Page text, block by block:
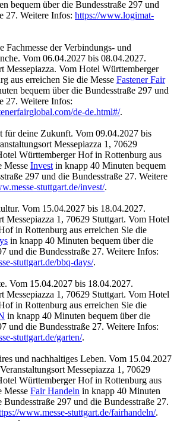
bequem über die Bundesstraße 297 und
27. Weitere Infos: https://www.logimat-
Fachmesse der Verbindungs- und
Vom 06.04.2027 bis 08.04.2027.
Messepiazza. Vom Hotel Württemberger
aus erreichen Sie die Messe Fastener Fair
bequem über die Bundesstraße 297 und
27. Weitere Infos:
de-de.html#/.
für deine Zukunft. Vom 09.04.2027 bis
Messepiazza 1, 70629
Württemberger Hof in Rottenburg aus
Messe Invest in knapp 40 Minuten bequem
297 und die Bundesstraße 27. Weitere
stuttgart.de/invest/.
Vom 15.04.2027 bis 18.04.2027.
Messepiazza 1, 70629 Stuttgart. Vom Hotel
in Rottenburg aus erreichen Sie die
in knapp 40 Minuten bequem über die
und die Bundesstraße 27. Weitere Infos:
stuttgart.de/bbq-days/.
Vom 15.04.2027 bis 18.04.2027.
Messepiazza 1, 70629 Stuttgart. Vom Hotel
in Rottenburg aus erreichen Sie die
in knapp 40 Minuten bequem über die
und die Bundesstraße 27. Weitere Infos:
stuttgart.de/garten/.
und nachhaltiges Leben. Vom 15.04.2027
Messepiazza 1, 70629
Württemberger Hof in Rottenburg aus
Messe Fair Handeln in knapp 40 Minuten
Bundesstraße 297 und die Bundesstraße 27.
www.messe-stuttgart.de/fairhandeln/.